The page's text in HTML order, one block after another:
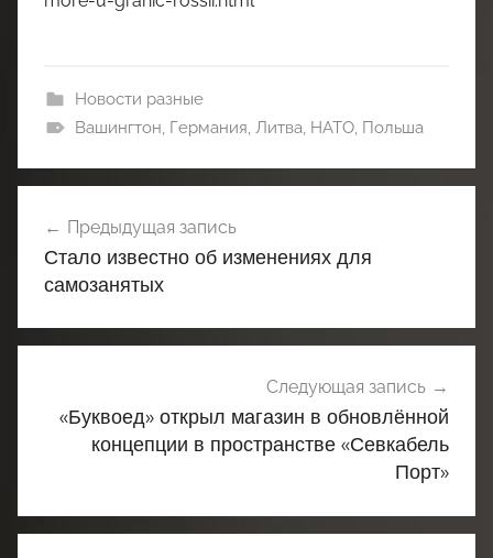
Новости разные
Вашингтон Германия Литва НАТО, Польша
по
записям
Предыдущая запись
Стало известно об изменениях для
самозанятых
Следующая запись
«Буквоед» открыл магазин в обновлённой
концепции в пространстве «Севкабель
Порт»